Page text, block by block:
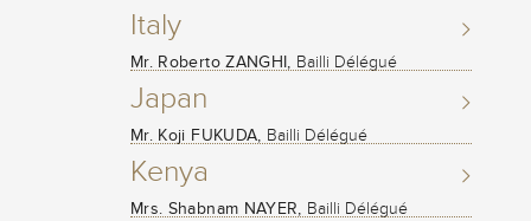
Italy
Mr. Roberto ZANGHI, Bailli Délégué
Japan
Mr. Koji FUKUDA, Bailli Délégué
Kenya
Mrs. Shabnam NAYER, Bailli Délégué